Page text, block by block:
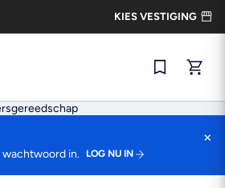
KIES VESTIGING
Snel
wachtwoord in.
LOG NU IN
×